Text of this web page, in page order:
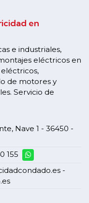
en
e industriales,
eléctricos en
de motores y
Servicio de
Nave 1 - 36450 -
155
-